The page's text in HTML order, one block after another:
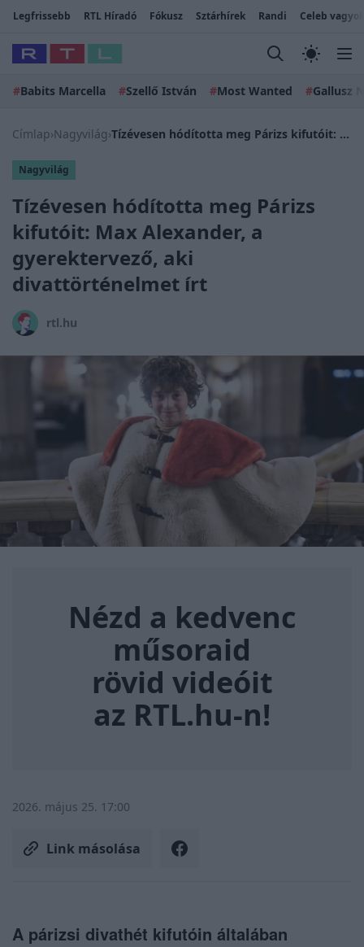
Legfrissebb RTL Híradó Fókusz Sztárhírek Randi Celeb
#Babits Marcella #Szellő István #Most Wanted #Gallusz
Címlap›Nagyvilág› Tízévesen hódította meg Párizs kifutóit: Max Alexander, a gyerektervező, aki divattörténelmet írt
Nagyvilág
Tízévesen hódította meg Párizs
kifutóit: Max Alexander, a
gyerektervező, aki
divattörténelmet írt
rtl.hu
Nézd a kedvenc
műsoraid
rövid videóit
az RTL.hu-n!
2026. május 25. 17:00
Link másolása
A párizsi divathét kifutóin általában